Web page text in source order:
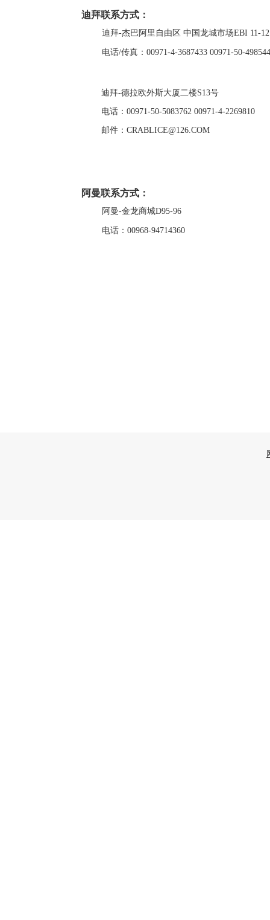
迪拜联系方式：
迪拜-杰巴阿里自由区 中国龙城市场EBI 11-12
电话/传真：00971-4-3687433 00971-50-
迪拜-德拉欧外斯大厦二楼S13号
电话：00971-50-5083762 00971-4-2269810
邮件：CRABLICE@126.COM
阿曼联系方式：
阿曼-金龙商城D95-96
电话：00968-94714360